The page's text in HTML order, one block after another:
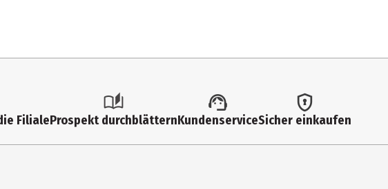
Funko Others
FilialeProspekt durchblätternKundenserviceSicher einkaufen